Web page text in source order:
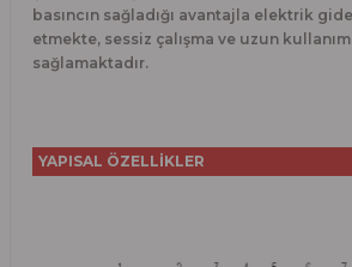
basıncın sağladığı avantajla elektrik
etmekte, sessiz çalışma ve uzun
sağlamaktadır.
YAPISAL ÖZELLİKLER